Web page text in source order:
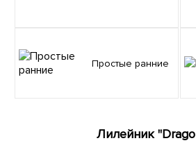
Простые ранние
Лилейник